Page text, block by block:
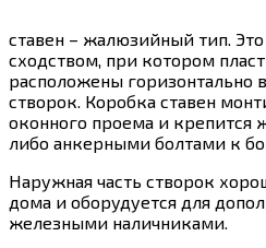
ставен – жалюзийный тип.
сходством, при котором
расположены горизонтально
створок. Коробка ставен
оконного проема и
либо анкерными болтами к
Наружная часть створок
дома и оборудуется для
железными наличниками.